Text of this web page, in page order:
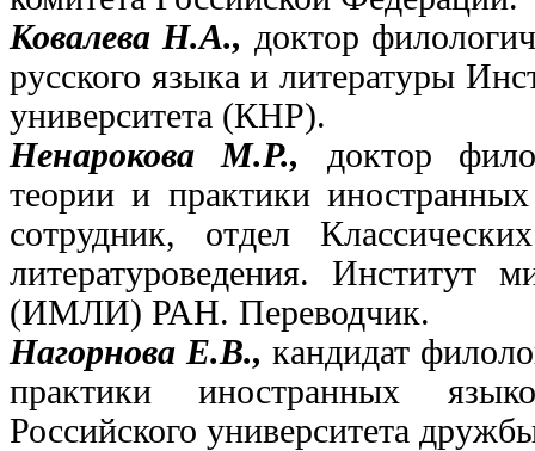
Ковалева Н.А., доктор
русского языка и литературы
университета (КНР).
Ненарокова М.Р., доктор
теории и практики
сотрудник, отдел
литературоведения.
(ИМЛИ) РАН. Переводчик.
Нагорнова Е.В., кандидат
практики иностранных
Российского университета